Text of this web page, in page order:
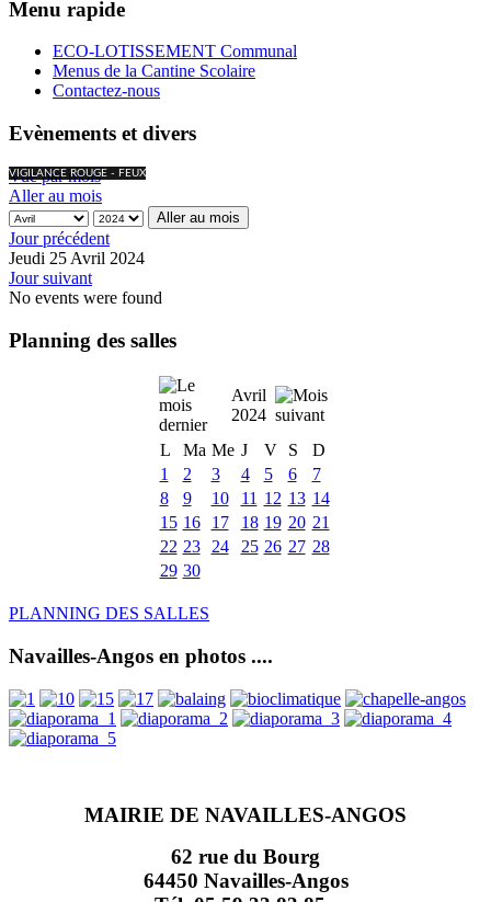
Menu rapide
ECO-LOTISSEMENT Communal
Menus de la Cantine Scolaire
Contactez-nous
Evènements et divers
VIGILANCE ROUGE - FEUX
Vue par mois
Aller au mois
Aller au mois
Jour précédent
Jeudi 25 Avril 2024
Jour suivant
No events were found
Planning des salles
Avril
2024
L
Ma Me J V S
D
1
2 3 4 5 6
7
8
9 10 11 12 13 14
15 16 17 18 19 20 21
22 23 24 25 26 27 28
29 30
PLANNING DES SALLES
Navailles-Angos en photos ....
MAIRIE DE NAVAILLES-ANGOS
62 rue du Bourg
64450 Navailles-Angos